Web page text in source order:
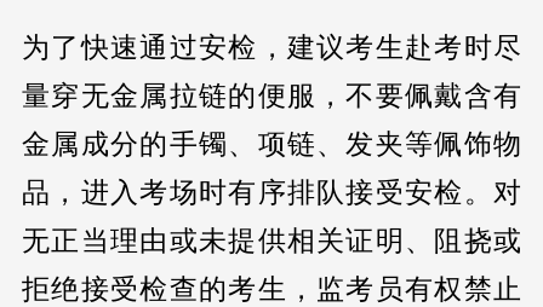
为了快速通过安检，建议考生赴考时尽
量穿无金属拉链的便服，不要佩戴含有
金属成分的手镯、项链、发夹等佩饰物
品，进入考场时有序排队接受安检。对
无正当理由或未提供相关证明、阻挠或
拒绝接受检查的考生，监考员有权禁止